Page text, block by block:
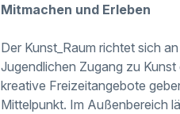
Mitmachen und Erleben
Der Kunst_Raum richtet sich
Jugendlichen Zugang zu
kreative Freizeitangebote
Mittelpunkt. Im Außenbereich